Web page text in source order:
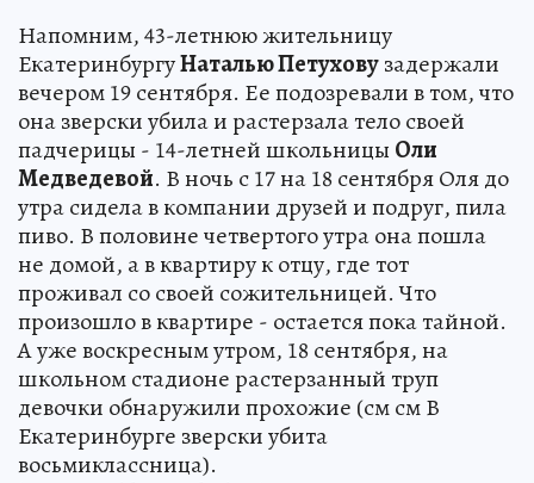
Напомним, 43-летнюю жительницу
ЕкатеринбургуНаталью Петуховузадержали
вечером 19 сентября. Ее подозревали в том, что
она зверски убила и растерзала тело своей
падчерицы - 14-летней школьницы Оли
Медведевой. В ночь с 17 на 18 сентября Оля до
утра сидела в компании друзей и подруг, пила
пиво. В половине четвертого утра она пошла
не домой, а в квартиру к отцу, где тот
проживал со своей сожительницей. Что
произошло в квартире - остается пока тайной.
А уже воскресным утром, 18 сентября, на
школьном стадионе растерзанный труп
девочки обнаружили прохожие (см см В
Екатеринбурге зверски убита
восьмиклассница).